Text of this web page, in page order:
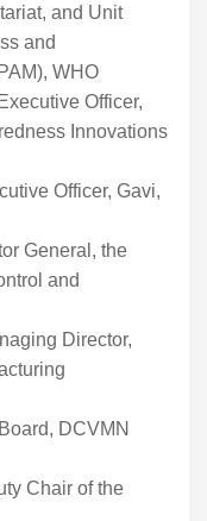
and Unit
and
WHO
Officer,
Innovations
Officer, Gavi,
General, the
and
Director,
DCVMN
Chair of the